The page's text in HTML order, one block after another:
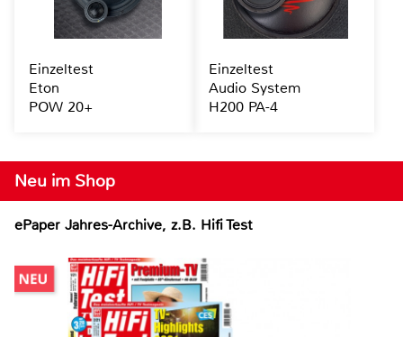
Neu im Shop
ePaper Jahres-Archive, z.B. Hifi Test
Einzeltest
Eton
POW 20+
Einzeltest
Audio System
H200 PA-4